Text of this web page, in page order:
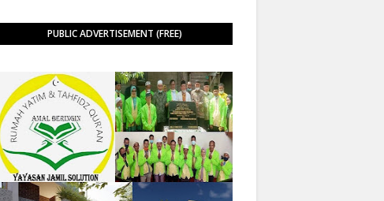
PUBLIC ADVERTISEMENT (FREE)